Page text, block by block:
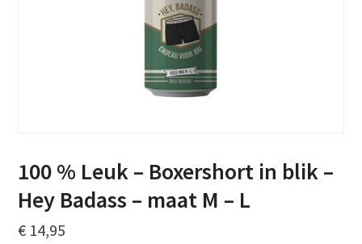
100 % Leuk – Boxershort in blik –
Hey Badass – maat M – L
€ 14,95